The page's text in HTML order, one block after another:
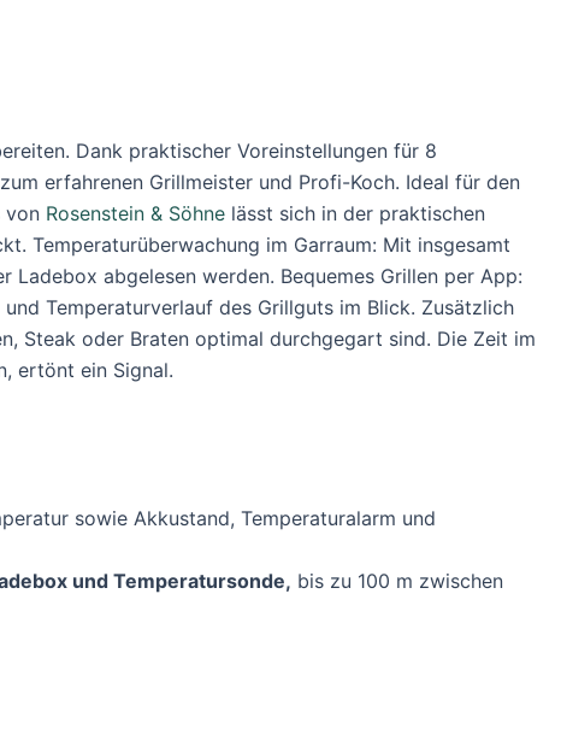
Dank praktischer Voreinstellungen für 8
erfahrenen Grillmeister und Profi-Koch. Ideal für den
von Rosenstein & Söhne lässt sich in der praktischen
Temperaturüberwachung im Garraum: Mit insgesamt
abgelesen werden. Bequemes Grillen per App:
Temperaturverlauf des Grillguts im Blick. Zusätzlich
Steak oder Braten optimal durchgegart sind. Die Zeit im
ertönt ein Signal.
sowie Akkustand, Temperaturalarm und
und Temperatursonde, bis zu 100 m zwischen